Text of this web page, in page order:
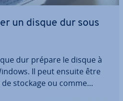
un disque dur sous
dur prépare le disque à
Il peut ensuite être
stockage ou comme